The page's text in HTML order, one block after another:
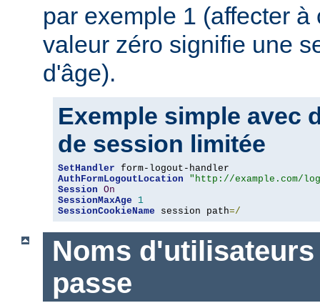
par exemple 1 (affecter
valeur zéro signifie une
d'âge).
Exemple simple avec
de session limitée
SetHandler
AuthFormLogoutLocation
"http://example.com/
Session On
SessionMaxAge
1
SessionCookieName session path=/
Noms
passe